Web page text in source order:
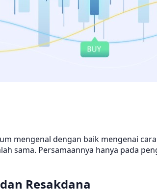
mengenal dengan baik mengenai
sama. Persamaannya hanya pada
Resakdana